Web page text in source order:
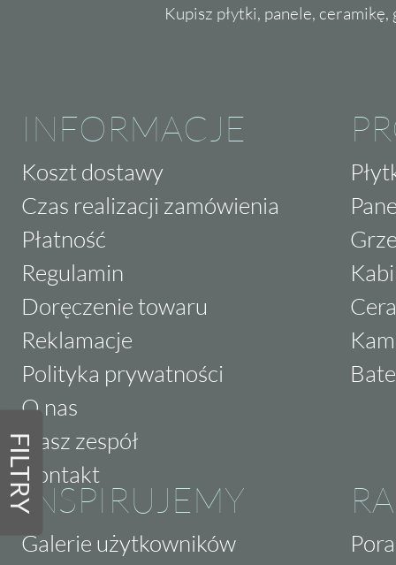
FILTRY
Kupisz płytki, panele,
INFORMACJE
Koszt dostawy
Czas realizacji zamówienia
Płatność
Regulamin
Doręczenie towaru
Reklamacje
Polityka prywatności
O nas
Nasz zespół
Kontakt
INSPIRUJEMY
Galerie użytkowników